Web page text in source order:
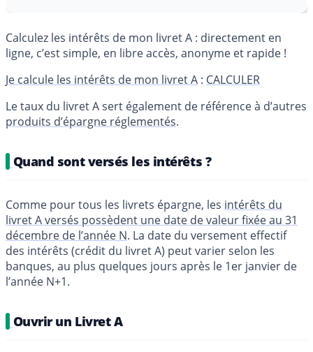
Calculez les intérêts de mon livret A : directement en
ligne, c’est simple, en libre accès, anonyme et rapide !
Je calcule les intérêts de mon livret A : CALCULER
Le taux du livret A sert également de référence à d’autres
produits d’épargne réglementés.
Quand sont versés les intérêts ?
Comme pour tous les livrets épargne, les intérêts du
livret A versés possèdent une date de valeur fixée au 31
décembre de l’année N. La date du versement effectif
des intérêts (crédit du livret A) peut varier selon les
banques, au plus quelques jours après le 1er janvier de
l’année N+1.
Ouvrir un Livret A